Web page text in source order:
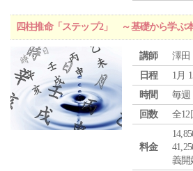
四柱推命「ステップ2」 ～基礎から学ぶ
講師
澤
日程
1月
時間
毎週
回数
全12
料金
義開